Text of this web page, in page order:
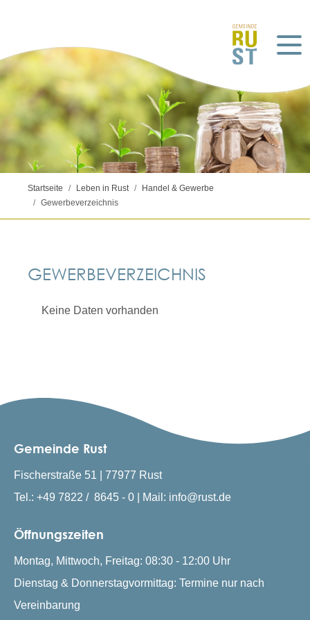
Startseite Leben in Rust
Handel & Gewerbe
Gewerbeverzeichnis
GEWERBEVERZEICHNIS
Keine Daten vorhanden
Gemeinde Rust
Fischerstraße 51 | 77977 Rust
Tel.: +49 7822 / 8645 - 0 | Mail: info@rust.de
Öffnungszeiten
Montag, Mittwoch, Freitag: 08:30 - 12:00 Uhr
Dienstag & Donnerstagvormittag: Termine nur nach
Vereinbarung